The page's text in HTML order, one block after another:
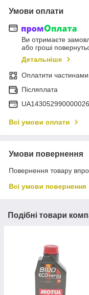
Умови оплати
Ви отримаєте
або гроші
Детальніше
Оплатити частинами
Післяплата
Всі умови оплати
Умови повернення
Повернення товару
Всі умови повернення
Подібні товари